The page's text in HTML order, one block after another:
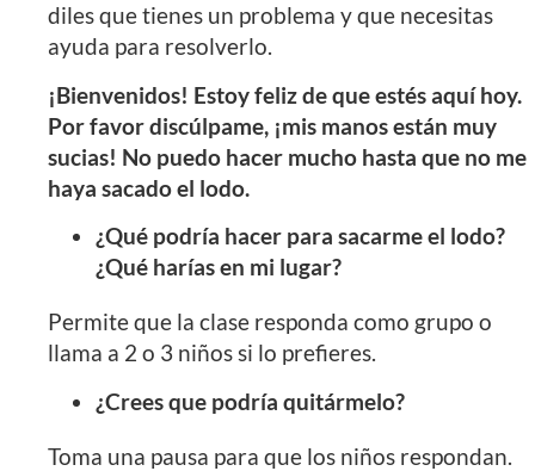
diles que tienes un problema y que necesitas
ayuda para resolverlo.
¡Bienvenidos! Estoy feliz de que estés aquí hoy.
Por favor discúlpame, ¡mis manos están muy
sucias! No puedo hacer mucho hasta que no me
haya sacado el lodo.
¿Qué podría hacer para sacarme el lodo?
¿Qué harías en mi lugar?
Permite que la clase responda como grupo o
llama a 2 o 3 niños si lo prefieres.
¿Crees que podría quitármelo?
Toma una pausa para que los niños respondan.